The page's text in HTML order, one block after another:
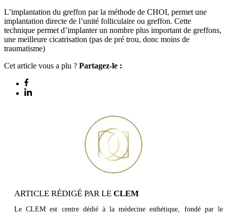
L’implantation du greffon par la méthode de CHOI, permet une
implantation directe de l’unité folliculaire ou greffon. Cette
technique permet d’implanter un nombre plus important de greffons,
une meilleure cicatrisation (pas de pré trou, donc moins de
traumatisme)
Cet article vous a plu ? Partagez-le :
ARTICLE RÉDIGÉ PAR LE CLEM
Le CLEM est centre dédié à la médecine esthétique, fondé par le